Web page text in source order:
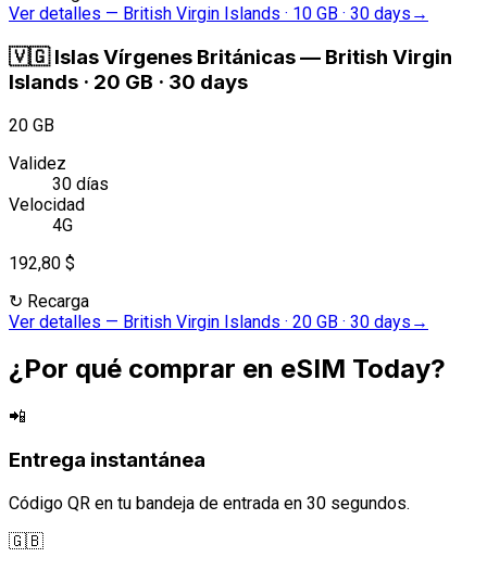
Ver detalles — British Virgin Islands · 10 GB · 30 days →
🇻🇬 Islas Vírgenes Británicas— British Virgin
Islands · 20 GB · 30 days
20 GB
Validez
30 días
Velocidad
4G
192,80 $
↻ Recarga
Ver detalles — British Virgin Islands · 20 GB · 30 days →
¿Por qué comprar en eSIM Today?
📲
Entrega instantánea
Código QR en tu bandeja de entrada en 30 segundos.
🇬🇧